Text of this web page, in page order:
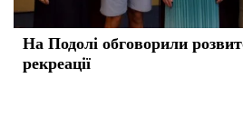
На Подолі обговорили
рекреації